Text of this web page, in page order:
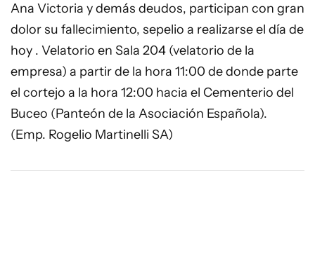
Ana Victoria y demás deudos, participan con gran
dolor su fallecimiento, sepelio a realizarse el día de
hoy . Velatorio en Sala 204 (velatorio de la
empresa) a partir de la hora 11:00 de donde parte
el cortejo a la hora 12:00 hacia el Cementerio del
Buceo (Panteón de la Asociación Española).
(Emp. Rogelio Martinelli SA)